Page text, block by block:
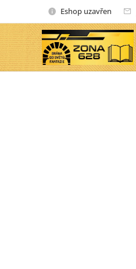
Eshop uzavřen